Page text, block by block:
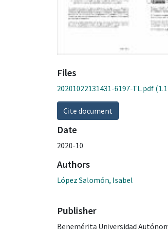
Files
20201022131431-6197-TL.pdf
Cite document
Date
2020-10
Authors
López Salomón, Isabel
Publisher
Benemérita Universidad